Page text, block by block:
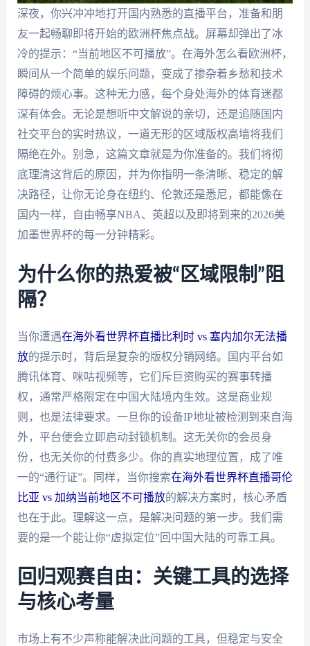
深夜，你兴冲冲地打开国内熟悉的直播平台，准备和朋
友一起畅聊即将开始的欧洲杯焦点战。屏幕却弹出了冰
冷的提示：“当前地区不可播放”。在海外怎么看欧洲杯，
瞬间从一个简单的娱乐问题，变成了掺杂着乡愁和技术
障碍的烦心事。这种无力感，每个身处海外的体育迷都
深有体会。无论是想听中文解说的亲切，还是追随国内
社交平台的实时热议，一道无形的区域版权高墙将我们
隔绝在外。别急，这篇文章就是为你准备的。我们将彻
底理清这背后的原因，并为你指明一条清晰、稳定的解
决路径，让你无论身在纽约、伦敦还是悉尼，都能像在
国内一样，自由畅享NBA、英超以及即将到来的2026美
加墨世界杯的每一分钟精彩。
为什么你的热爱被“区域限制”阻
隔？
当你遭遇在海外看世界杯直播比利时 vs 塞内加尔无法播
放的提示时，背后是复杂的版权分销网络。国内平台如
腾讯体育、咪咕视频等，它们斥巨资购买的赛事转播
权，通常严格限定在中国大陆境内生效。这是商业规
则，也是法律要求。一旦你的设备IP地址被检测到来自海
外，平台便会立即启动封锁机制。这无关你的会员身
份，也无关你的付费多少。你的真实地理位置，成了唯
一的“通行证”。同样，当你搜索在海外看世界杯直播哥伦
比亚 vs 加纳当前地区不可播放的解决方案时，核心矛盾
也在于此。理解这一点，是解决问题的第一步。我们需
要的是一个能让你“虚拟定位”回中国大陆的可靠工具。
回归观赛自由：关键工具的选择
与核心考量
市场上有不少声称能解决此问题的工具，但稳定与安全